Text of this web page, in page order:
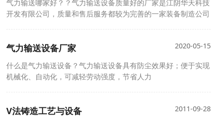
气力输送哪家好？？气力输送设备质量好的厂家是江阴华天科技
开发有限公司，质量和售后服务都较为完善的一家装备制造公司
气力输送设备厂家 2020-05-15
什么是气力输送设备？气力输送设备具有防尘效果好；便于实现
机械化、自动化，可减轻劳动强度，节省人力
V法铸造工艺与设备 2011-09-28